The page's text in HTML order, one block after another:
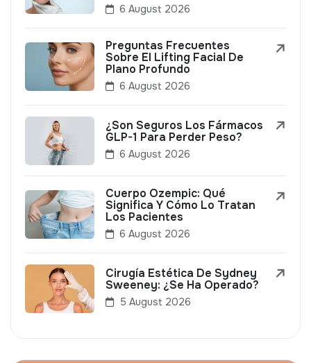
6 August 2026
Preguntas Frecuentes
Sobre El Lifting Facial De
Plano Profundo
6 August 2026
¿Son Seguros Los Fármacos
GLP-1 Para Perder Peso?
6 August 2026
Cuerpo Ozempic: Qué
Significa Y Cómo Lo Tratan
Los Pacientes
6 August 2026
Cirugía Estética De Sydney
Sweeney: ¿Se Ha Operado?
5 August 2026